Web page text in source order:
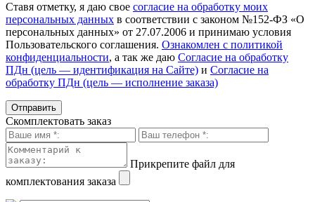
Ставя отметку, я даю свое согласие на обработку моих
персональных данных в соответствии с законом №152-ФЗ «О
персональных данных» от 27.07.2006 и принимаю условия
Пользовательского соглашения. Ознакомлен с политикой
конфиденциальности, а так же даю Согласие на обработку
ПДн (цель — идентификация на Сайте) и Согласие на
обработку ПДн (цель — исполнение заказа)
Скомплектовать заказ
Прикрепите файл для
комплектования заказа